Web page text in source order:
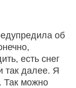
об
есть снег
так далее. Я
Так можно